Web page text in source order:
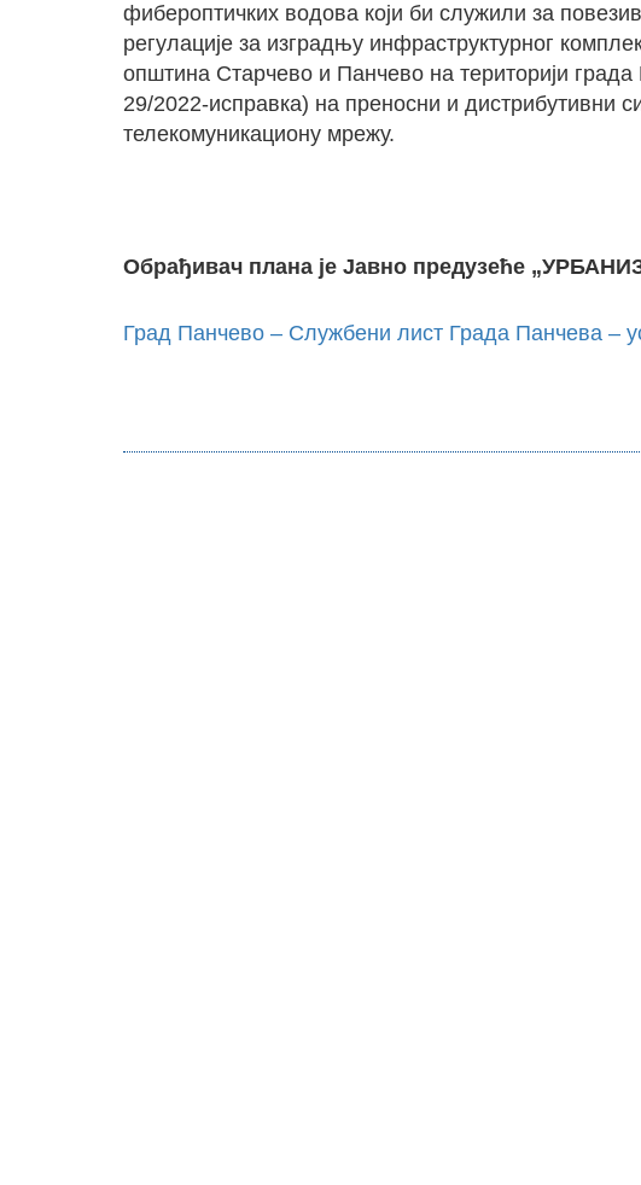
фибероптичких водова који би служили за
регулације за изградњу инфраструктурног
општина Старчево и Панчево на територији
29/2022-исправка) на преносни и дистрибутивни
телекомуникациону мрежу.
Обрађивач плана је Јавно предузеће
Град Панчево – Службени лист Града Панчева –